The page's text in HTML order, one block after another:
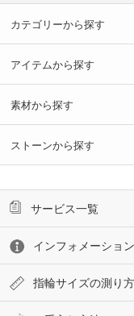
カテゴリーから探す
アイテムから探す
素材から探す
ストーンから探す
サービス一覧
インフォメーション
指輪サイズの測り方